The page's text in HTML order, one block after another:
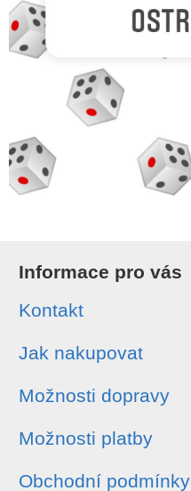
Informace pro vás
Kontakt
Jak nakupovat
Možnosti dopravy
Možnosti platby
Obchodní podmínky